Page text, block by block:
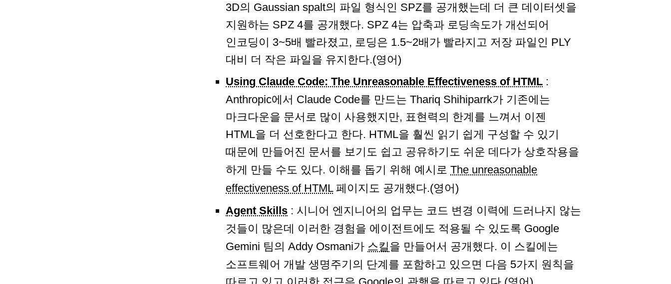
3D의 Gaussian spalt의 파일 형식인 SPZ를 공개했는데 더 큰 데이터셋을
지원하는 SPZ 4를 공개했다. SPZ 4는 압축과 로딩속도가 개선되어
인코딩이 3~5배 빨라졌고, 로딩은 1.5~2배가 빨라지고 저장 파일인 PLY
대비 더 작은 파일을 유지한다.(영어)
Using Claude Code: The Unreasonable Effectiveness of HTML :
Anthropic에서 Claude Code를 만드는 Thariq Shihiparrk가 기존에는
마크다운을 문서로 많이 사용했지만, 표현력의 한계를 느껴서 이젠
HTML을 더 선호한다고 한다. HTML을 훨씬 읽기 쉽게 구성할 수 있기
때문에 만들어진 문서를 보기도 쉽고 공유하기도 쉬운 데다가 상호작용을
하게 만들 수도 있다. 이해를 돕기 위해 예시로 The unreasonable
effectiveness of HTML페이지도 공개했다.(영어)
Agent Skills : 시니어 엔지니어의 업무는 코드 변경 이력에 드러나지 않는
것들이 많은데 이러한 경험을 에이전트에도 적용될 수 있도록 Google
Gemini 팀의 Addy Osmani가 스킬을 만들어서 공개했다. 이 스킬에는
소프트웨어 개발 생명주기의 단계를 포함하고 있으면 다음 5가지 원칙을